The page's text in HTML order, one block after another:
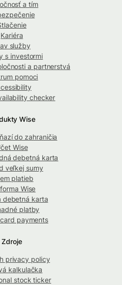
a tím
Kariéra
služby
s investormi
a partnerstvá
pomoci
checker
Wise
do zahraničia
Wise
debetná karta
veľkej sumy
platieb
Wise
debetná karta
platby
payments
Zdroje
privacy policy
kalkulačka
stock ticker